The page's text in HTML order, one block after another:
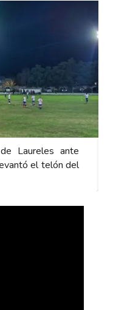
Laureles ante
el telón del